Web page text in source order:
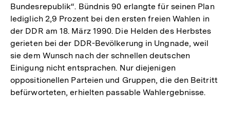
Bundesrepublik“. Bündnis 90 erlangte für seinen Plan
lediglich 2,9 Prozent bei den ersten freien Wahlen in
der DDR am 18. März 1990. Die Helden des Herbstes
gerieten bei der DDR-Bevölkerung in Ungnade, weil
sie dem Wunsch nach der schnellen deutschen
Einigung nicht entsprachen. Nur diejenigen
oppositionellen Parteien und Gruppen, die den Beitritt
befürworteten, erhielten passable Wahlergebnisse.